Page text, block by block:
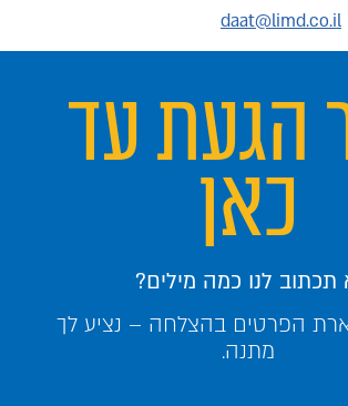
daat@limd.co.il
הגעת עד
כאן
תכתוב לנו כמה מילים?
הפרטים בהצלחה – נציע לך
מתנה.